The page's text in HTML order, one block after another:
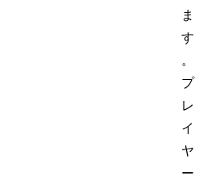
ま
す
。
プ
レ
イ
ヤ
ー